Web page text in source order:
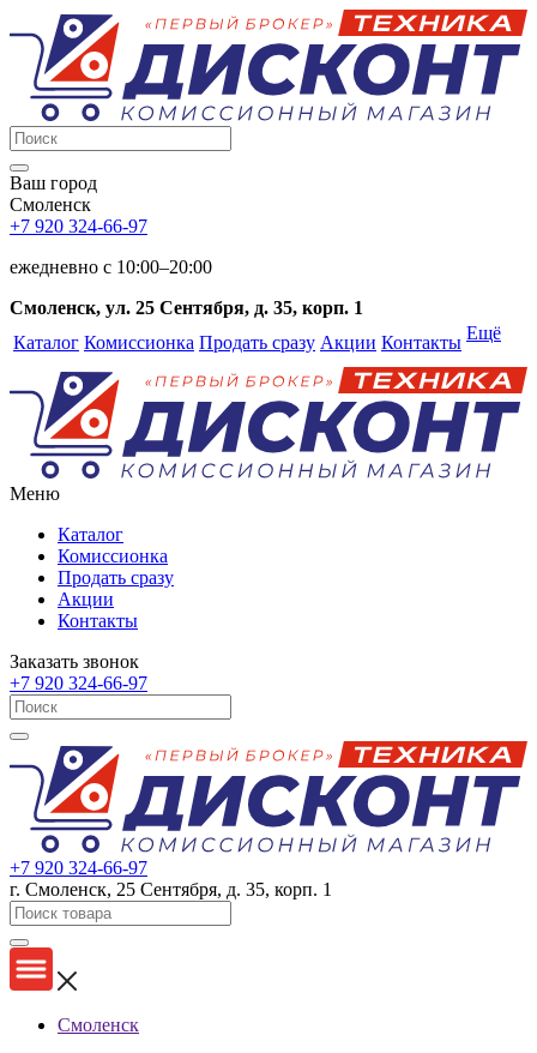
Ваш город
Смоленск
+7 920 324-66-97
ежедневно c 10:00–20:00
Смоленск, ул. 25 Сентября, д. 35, корп. 1
Каталог Комиссионка Продать сразу Акции Контакты Ещё
Меню
Каталог
Комиссионка
Продать сразу
Акции
Контакты
Заказать звонок
+7 920 324-66-97
+7 920 324-66-97
г. Смоленск, 25 Сентября, д. 35, корп. 1
Смоленск